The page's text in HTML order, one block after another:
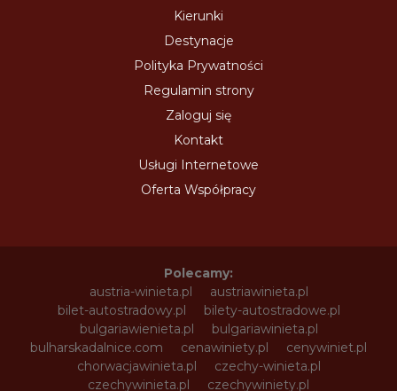
Kierunki
Destynacje
Polityka Prywatności
Regulamin strony
Zaloguj się
Kontakt
Usługi Internetowe
Oferta Współpracy
Polecamy:
austria-winieta.pl
austriawinieta.pl
bilet-autostradowy.pl
bilety-autostradowe.pl
bulgariawienieta.pl
bulgariawinieta.pl
bulharskadalnice.com
cenawiniety.pl
cenywiniet.pl
chorwacjawinieta.pl
czechy-winieta.pl
czechywinieta.pl
czechywiniety.pl